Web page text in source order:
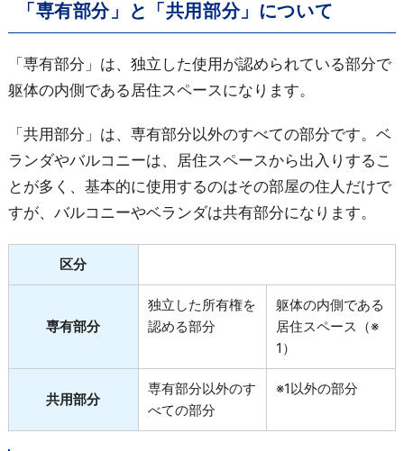
「専有部分」と「共用部分」について
「専有部分」は、独立した使用が認められている部分で
躯体の内側である居住スペースになります。
「共用部分」は、専有部分以外のすべての部分です。ベ
ランダやバルコニーは、居住スペースから出入りするこ
とが多く、基本的に使用するのはその部屋の住人だけで
すが、バルコニーやベランダは共有部分になります。
区分
専有部分
独立した所有権を
認める部分
躯体の内側である
居住スペース（※
1）
共用部分
専有部分以外のす
べての部分
※1以外の部分